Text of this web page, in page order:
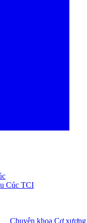
Cúc TCI
Chuyên khoa Cơ